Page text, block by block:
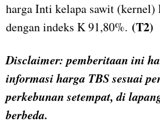
harga Inti kelapa sawit (kernel)
dengan indeks K 91,80%. (T2)
Disclaimer: pemberitaan ini
informasi harga TBS sesuai
perkebunan setempat, di
berbeda.